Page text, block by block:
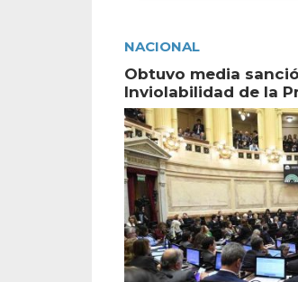
NACIONAL
Obtuvo media
Inviolabilidad de la